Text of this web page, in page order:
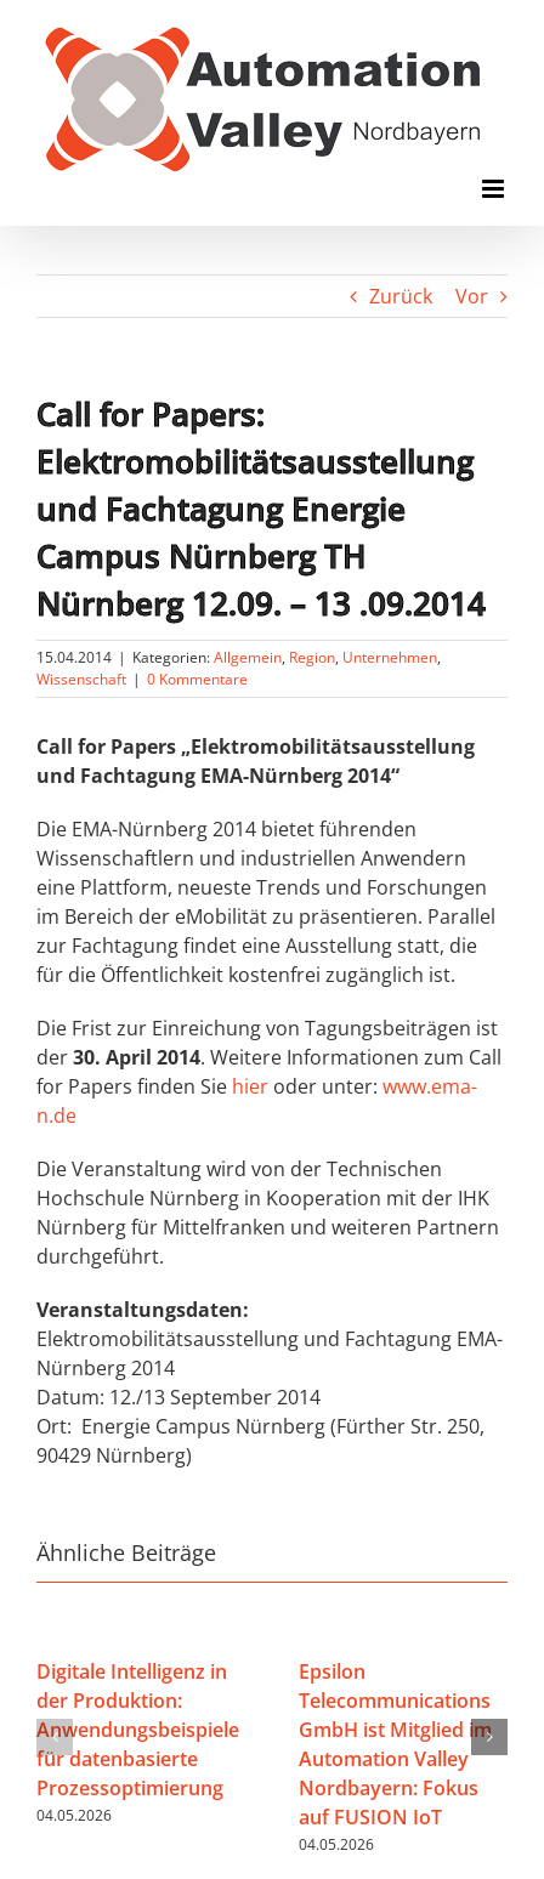
Inhalt
springen
Zurück Vor
Call for Papers:
Elektromobilitätsausstellung
und Fachtagung Energie
Campus Nürnberg TH
Nürnberg 12.09. – 13 .09.2014
15.04.2014 | Kategorien:Allgemein, Region, Unternehmen,
Wissenschaft | 0 Kommentare
Call for Papers „Elektromobilitätsausstellung
und Fachtagung EMA-Nürnberg 2014“
Die EMA-Nürnberg 2014 bietet führenden
Wissenschaftlern und industriellen Anwendern
eine Plattform, neueste Trends und Forschungen
im Bereich der eMobilität zu präsentieren. Parallel
zur Fachtagung findet eine Ausstellung statt, die
für die Öffentlichkeit kostenfrei zugänglich ist.
Die Frist zur Einreichung von Tagungsbeiträgen ist
der30. April 2014. Weitere Informationen zum Call
for Papers finden Sie hier oder unter: www.ema-
n.de
Die Veranstaltung wird von der Technischen
Hochschule Nürnberg in Kooperation mit der IHK
Nürnberg für Mittelfranken und weiteren Partnern
durchgeführt.
Veranstaltungsdaten:
Elektromobilitätsausstellung und Fachtagung EMA-
Nürnberg 2014
Datum: 12./13 September 2014
Ort: Energie Campus Nürnberg (Fürther Str. 250,
90429 Nürnberg)
Ähnliche Beiträge
Digitale Intelligenz in
der Produktion:
Anwendungsbeispiele
für datenbasierte
Prozessoptimierung
04.05.2026
Epsilon
Telecommunications
GmbH ist Mitglied im
Automation Valley
Nordbayern: Fokus
auf FUSION IoT
04.05.2026